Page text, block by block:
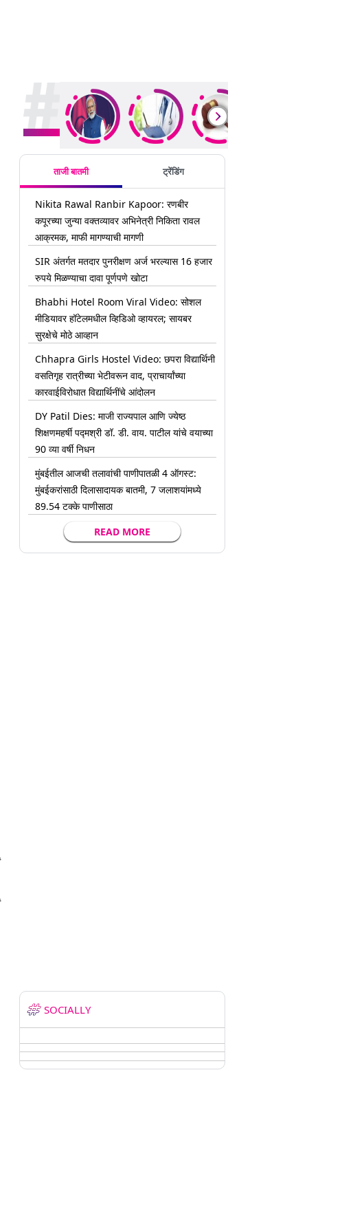
ताजी बातमी ट्रेंडिंग
Nikita Rawal Ranbir Kapoor: रणबीर
कपूरच्या जुन्या वक्तव्यावर अभिनेत्री निकिता रावल
आक्रमक, माफी मागण्याची मागणी
SIR अंतर्गत मतदार पुनरीक्षण अर्ज भरल्यास 16 हजार
रुपये मिळण्याचा दावा पूर्णपणे खोटा
Bhabhi Hotel Room Viral Video: सोशल
मीडियावर हॉटेलमधील व्हिडिओ व्हायरल; सायबर
सुरक्षेचे मोठे आव्हान
Chhapra Girls Hostel Video: छपरा विद्यार्थिनी
वसतिगृह रात्रीच्या भेटीवरून वाद, प्राचार्यांच्या
कारवाईविरोधात विद्यार्थिनींचे आंदोलन
DY Patil Dies: माजी राज्यपाल आणि ज्येष्ठ
शिक्षणमहर्षी पद्मश्री डॉ. डी. वाय. पाटील यांचे वयाच्या
90 व्या वर्षी निधन
मुंबईतील आजची तलावांची पाणीपातळी 4 ऑगस्ट:
मुंबईकरांसाठी दिलासादायक बातमी, 7 जलाशयांमध्ये
89.54 टक्के पाणीसाठा
READ MORE
SOCIALLY